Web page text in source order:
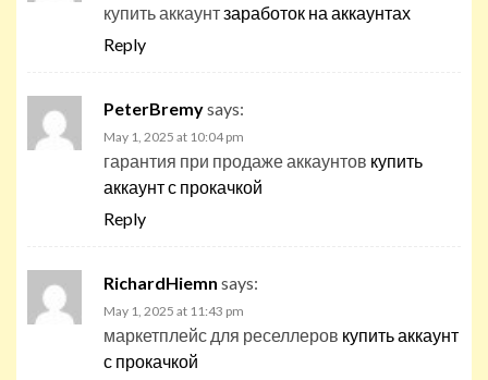
купить аккаунтзаработок на аккаунтах
Reply
PeterBremysays:
May 1, 2025 at 10:04 pm
гарантия при продаже аккаунтов купить
аккаунт с прокачкой
Reply
RichardHiemn says:
May 1, 2025 at 11:43 pm
маркетплейс для реселлеров купить аккаунт
с прокачкой